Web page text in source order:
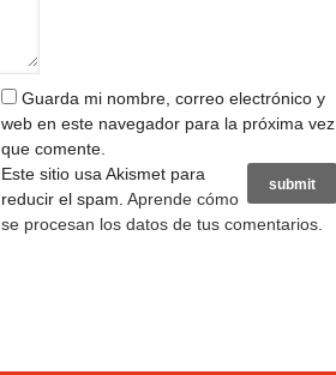
Guarda mi nombre, correo electrónico y
web en este navegador para la próxima vez
que comente.
Este sitio usa Akismet para
reducir el spam. Aprende cómo
se procesan los datos de tus comentarios